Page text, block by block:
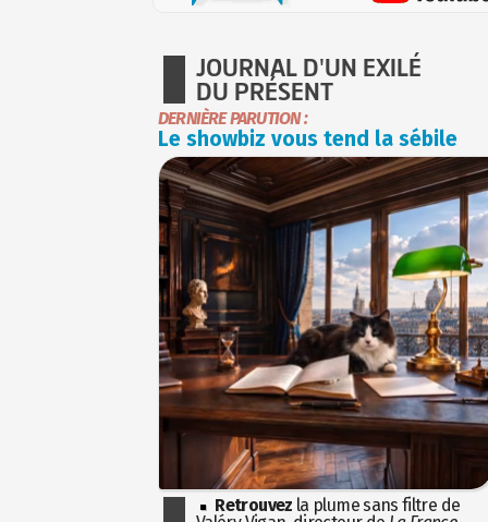
JOURNAL D'UN EXILÉ
DU PRÉSENT
DERNIÈRE PARUTION :
Le showbiz vous tend la sébile
Retrouvez la plume sans filtre de